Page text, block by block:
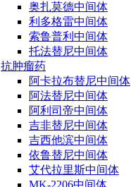
奥扎莫德中间体
利多格雷中间体
索鲁普利中间体
托法替尼中间体
抗肿瘤药
阿卡拉布替尼中间体
阿法替尼中间体
阿利司帝中间体
吉非替尼中间体
吉西他滨中间体
依鲁替尼中间体
艾代拉里斯中间体